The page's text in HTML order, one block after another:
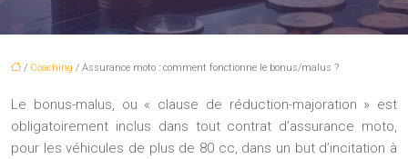
/ Coaching / Assurance moto : comment fonctionne le bonus/malus ?
Le bonus-malus, ou « clause de réduction-majoration » est
obligatoirement inclus dans tout contrat d’assurance moto,
pour les véhicules de plus de 80 cc, dans un but d’incitation à